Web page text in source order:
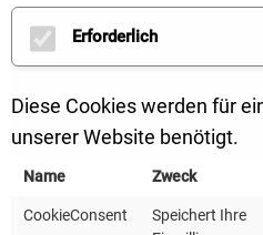
Generationen zu sichern.
weil sie dem Gemeinwohl
zugutekommt.“
Janine Thiele, Nachhaltige
Erforderlich
Diese Cookies werden für
unserer Website benötigt.
Name Zweck
CookieConsent
Speichert Ihre